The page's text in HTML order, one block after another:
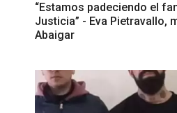
“Estamos padeciendo el
Justicia” - Eva Pietravallo,
Abaigar